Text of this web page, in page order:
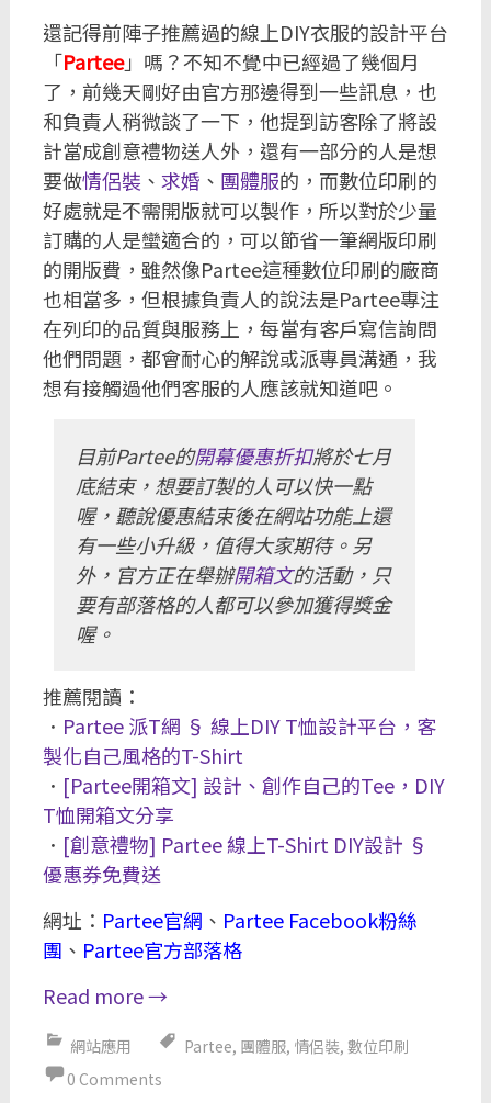
還記得前陣子推薦過的線上DIY衣服的設計平台
「Partee」嗎？不知不覺中已經過了幾個月
了，前幾天剛好由官方那邊得到一些訊息，也
和負責人稍微談了一下，他提到訪客除了將設
計當成創意禮物送人外，還有一部分的人是想
要做情侶裝 、 求婚 、 團體服的，而數位印刷的
好處就是不需開版就可以製作，所以對於少量
訂購的人是蠻適合的，可以節省一筆網版印刷
的開版費，雖然像Partee這種數位印刷的廠商
也相當多，但根據負責人的說法是Partee專注
在列印的品質與服務上，每當有客戶寫信詢問
他們問題，都會耐心的解說或派專員溝通，我
想有接觸過他們客服的人應該就知道吧。
目前Partee的開幕優惠折扣將於七月
底結束，想要訂製的人可以快一點
喔，聽說優惠結束後在網站功能上還
有一些小升級，值得大家期待。另
外，官方正在舉辦開箱文的活動，只
要有部落格的人都可以參加獲得獎金
喔。
推薦閱讀：
． Partee 派T網 § 線上DIY T恤設計平台，客
製化自己風格的T-Shirt
． [Partee開箱文] 設計、創作自己的Tee，DIY
T恤開箱文分享
． [創意禮物] Partee 線上T-Shirt DIY設計 §
優惠券免費送
網址： Partee官網 、 Partee Facebook粉絲
團 、 Partee官方部落格
Read more→
網站應用 Partee, 團體服, 情侶裝, 數位印刷
0 Comments